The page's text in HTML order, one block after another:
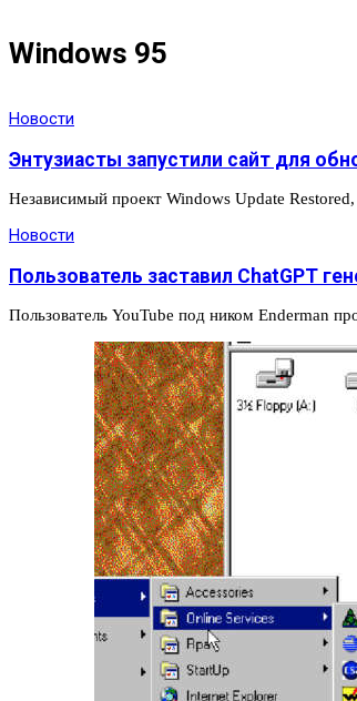
Windows 95
Новости
Энтузиасты запустили сайт для
Независимый проект Windows Update
Новости
Пользователь заставил ChatGPT
Пользователь YouTube под ником Enderman